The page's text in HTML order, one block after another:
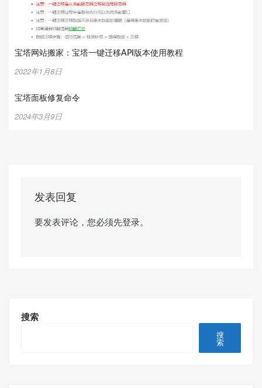
宝塔网站搬家：宝塔一键迁移API版本使用教程
2022年1月8日
宝塔面板修复命令
2024年3月9日
发表回复
要发表评论，您必须先登录。
搜索
搜
索